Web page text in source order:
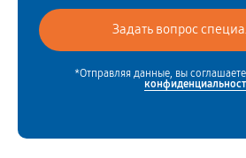
*Отправляя данные, вы